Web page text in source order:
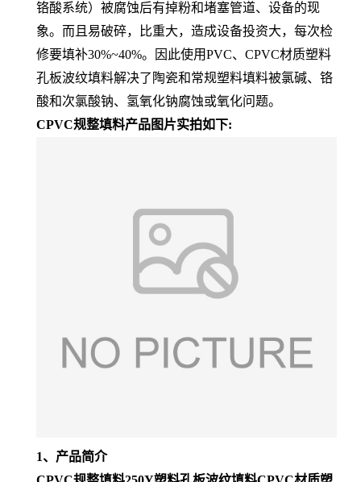
铬酸系统）被腐蚀后有掉粉和堵塞管道、设备的现
象。而且易破碎，比重大，造成设备投资大，每次检
修要填补30%~40%。因此使用PVC、CPVC材质塑料
孔板波纹填料解决了陶瓷和常规塑料填料被氯碱、铬
酸和次氯酸钠、氢氧化钠腐蚀或氧化问题。
CPVC规整填料产品图片实拍如下:
1、产品简介